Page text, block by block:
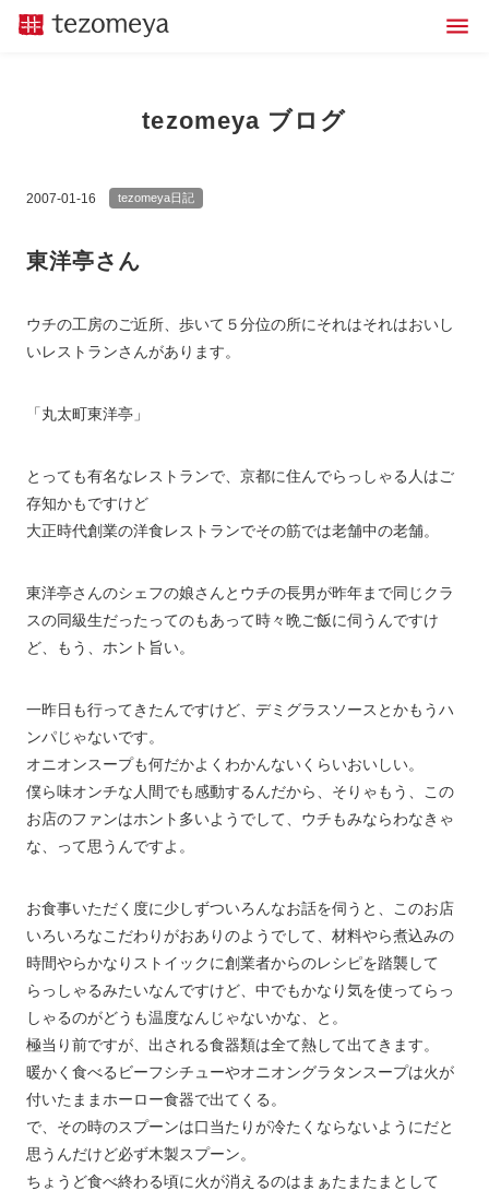
tezomeya ブログ
2007-01-16 tezomeya日記
東洋亭さん
ウチの工房のご近所、歩いて５分位の所にそれはそれはおいし
いレストランさんがあります。
「丸太町東洋亭」
とっても有名なレストランで、京都に住んでらっしゃる人はご
存知かもですけど
大正時代創業の洋食レストランでその筋では老舗中の老舗。
東洋亭さんのシェフの娘さんとウチの長男が昨年まで同じクラ
スの同級生だったってのもあって時々晩ご飯に伺うんですけ
ど、もう、ホント旨い。
一昨日も行ってきたんですけど、デミグラスソースとかもうハ
ンパじゃないです。
オニオンスープも何だかよくわかんないくらいおいしい。
僕ら味オンチな人間でも感動するんだから、そりゃもう、この
お店のファンはホント多いようでして、ウチもみならわなきゃ
な、って思うんですよ。
お食事いただく度に少しずついろんなお話を伺うと、このお店
いろいろなこだわりがおありのようでして、材料やら煮込みの
時間やらかなりストイックに創業者からのレシピを踏襲して
らっしゃるみたいなんですけど、中でもかなり気を使ってらっ
しゃるのがどうも温度なんじゃないかな、と。
極当り前ですが、出される食器類は全て熱して出てきます。
暖かく食べるビーフシチューやオニオングラタンスープは火が
付いたままホーロー食器で出てくる。
で、その時のスプーンは口当たりが冷たくならないようにだと
思うんだけど必ず木製スプーン。
ちょうど食べ終わる頃に火が消えるのはまぁたまたまとして